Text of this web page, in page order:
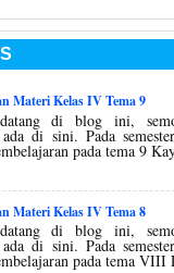
Materi Kelas IV Tema 9
di blog ini,
ada di sini. Pada
pada tema 9
Materi Kelas IV Tema 8
di blog ini,
ada di sini. Pada
pada tema VIII